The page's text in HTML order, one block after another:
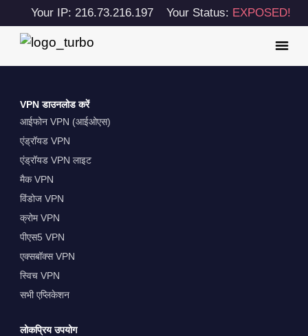
Your IP: 216.73.216.197 Your Status: EXPOSED!
VPN डाउनलोड करें
आईफोन VPN (आईओएस)
एंड्रॉयड VPN
एंड्रॉयड VPN लाइट
मैक VPN
विंडोज VPN
क्रोम VPN
पीएस5 VPN
एक्सबॉक्स VPN
स्विच VPN
सभी एप्लिकेशन
लोकप्रिय उपयोग